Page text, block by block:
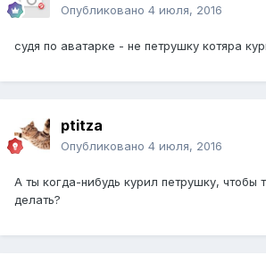
Опубликовано 4 июля, 2016
судя по аватарке - не петрушку котяра
ptitza
Опубликовано 4 июля, 2016
А ты когда-нибудь курил петрушку, чтобы
делать?